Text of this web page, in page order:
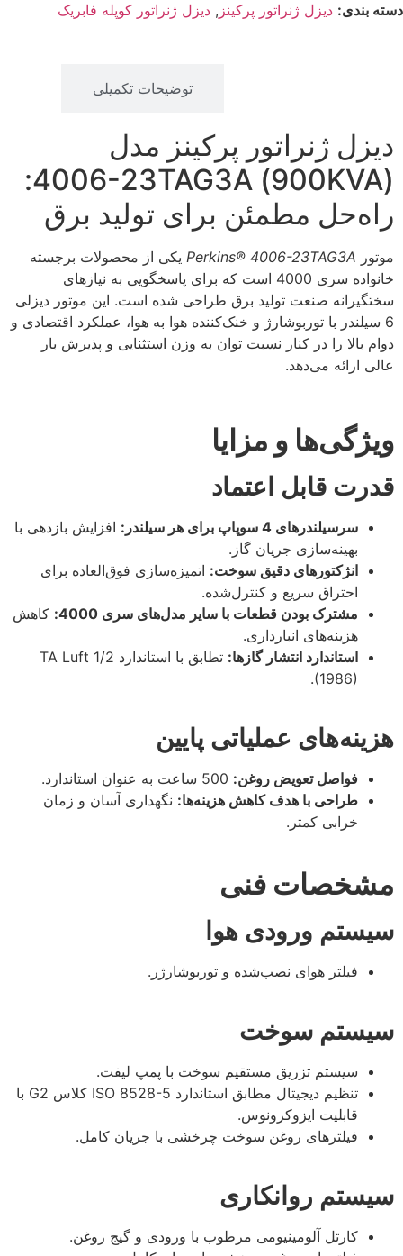
دسته بندی: دیزل ژنراتور پرکینز , دیزل ژنراتور کوپله فابریک
توضیحات تکمیلی
دیزل ژنراتور پرکینز مدل
(900KVA) 4006-23TAG3A:
راه‌حل مطمئن برای تولید برق
موتور Perkins® 4006-23TAG3A یکی از محصولات برجسته
خانواده سری 4000 است که برای پاسخگویی به نیازهای
سختگیرانه صنعت تولید برق طراحی شده است. این موتور دیزلی
6 سیلندر با توربوشارژ و خنک‌کننده هوا به هوا، عملکرد اقتصادی و
دوام بالا را در کنار نسبت توان به وزن استثنایی و پذیرش بار
عالی ارائه می‌دهد.
ویژگی‌ها و مزایا
قدرت قابل اعتماد
سرسیلندرهای 4 سوپاپ برای هر سیلندر:
افزایش بازدهی با
بهینه‌سازی جریان گاز.
انژکتورهای دقیق سوخت: اتمیزه‌سازی فوق‌العاده برای
احتراق سریع و کنترل‌شده.
مشترک بودن قطعات با سایر مدل‌های سری 4000:
کاهش
هزینه‌های انبارداری.
استاندارد انتشار گازها:
تطابق با استاندارد 1/2 TA Luft
(1986).
هزینه‌های عملیاتی پایین
فواصل تعویض روغن:
طراحی با هدف کاهش هزینه‌ها: نگهداری آسان و زمان
خرابی کمتر.
مشخصات فنی
سیستم ورودی هوا
فیلتر هوای نصب‌شده و توربوشارژر.
سیستم سوخت
سیستم تزریق مستقیم سوخت با پمپ لیفت.
تنظیم دیجیتال مطابق استاندارد ISO 8528-5 کلاس G2 با
قابلیت ایزوکرونوس.
فیلترهای روغن سوخت چرخشی با جریان کامل.
سیستم روانکاری
کارتل آلومینیومی مرطوب با ورودی و گیج روغن.